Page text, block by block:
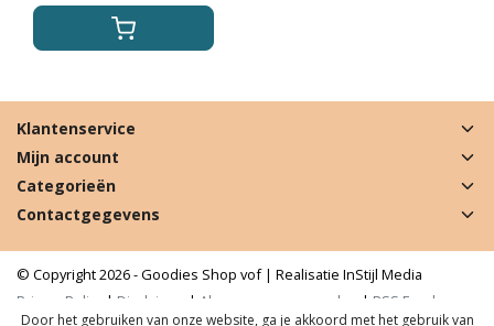
Klantenservice
Mijn account
Categorieën
Contactgegevens
© Copyright 2026 - Goodies Shop vof | Realisatie InStijl Media
Privacy Policy
| Disclaimer | Algemene voorwaarden | RSS Feed
Door het gebruiken van onze website, ga je akkoord met het gebruik van